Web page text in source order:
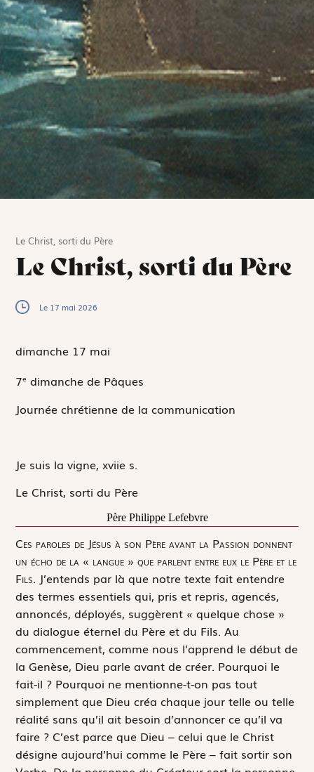
Le Christ, sorti du Père
Le Christ, sorti du Père
Le 17 mai 2026
dimanche 17 mai
7e dimanche de Pâques
Journée chrétienne de la communication
Je suis la vigne, xviie s.
Le Christ, sorti du Père
Père Philippe Lefebvre
Ces paroles de Jésus à son Père avant la Passion donnent
un écho de la « langue » que parlent entre eux le Père et le
Fils. J’entends par là que notre texte fait entendre
des termes essentiels qui, pris et repris, agencés,
annoncés, déployés, suggèrent « quelque chose »
du dialogue éternel du Père et du Fils. Au
commencement, comme nous l’apprend le début de
la Genèse, Dieu parle avant de créer. Pourquoi le
fait-il ? Pourquoi ne mentionne-t-on pas tout
simplement que Dieu créa chaque jour telle ou telle
réalité sans qu’il ait besoin d’annoncer ce qu’il va
faire ? C’est parce que Dieu – celui que le Christ
désigne aujourd’hui comme le Père – fait sortir son